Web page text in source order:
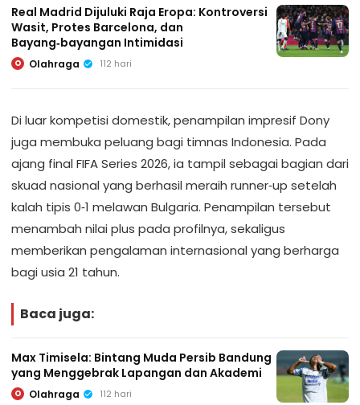
Real Madrid Dijuluki Raja Eropa: Kontroversi
Wasit, Protes Barcelona, dan
Bayang‑bayangan Intimidasi
O Olahraga 112 hari
Di luar kompetisi domestik, penampilan impresif Dony
juga membuka peluang bagi timnas Indonesia. Pada
ajang final FIFA Series 2026, ia tampil sebagai bagian dari
skuad nasional yang berhasil meraih runner‑up setelah
kalah tipis 0‑1 melawan Bulgaria. Penampilan tersebut
menambah nilai plus pada profilnya, sekaligus
memberikan pengalaman internasional yang berharga
bagi usia 21 tahun.
Baca juga:
Max Timisela: Bintang Muda Persib Bandung
yang Menggebrak Lapangan dan Akademi
O Olahraga 112 hari